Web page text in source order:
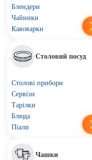
Блендери
Чайники
Кавоварки
Столовий посуд
Столові прибори
Сервізи
Тарілки
Блюда
Піали
Чашки